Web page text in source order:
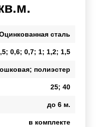
сталь
0,6; 0,7; 1; 1,2; 1,5
полиэстер
25; 40
до 6 м.
в комплекте